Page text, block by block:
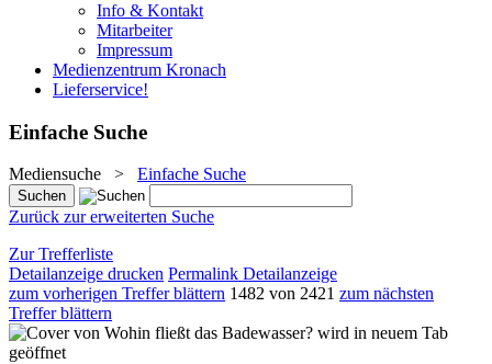
Info & Kontakt
Mitarbeiter
Impressum
Medienzentrum Kronach
Lieferservice!
Einfache Suche
Mediensuche > Einfache Suche
Zurück zur erweiterten Suche
Zur Trefferliste
Detailanzeige drucken Permalink Detailanzeige
zum vorherigen Treffer blättern 1482 von 2421 zum nächsten
Treffer blättern
wird in neuem Tab
geöffnet